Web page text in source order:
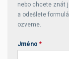
nebo chcete znát
a odešlete
ozveme.
Jméno *